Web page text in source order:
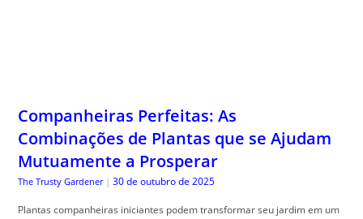
Companheiras Perfeitas: As
Combinações de Plantas que se Ajudam
Mutuamente a Prosperar
The Trusty Gardener | 30 de outubro de 2025
Plantas companheiras iniciantes podem transformar seu jardim em um